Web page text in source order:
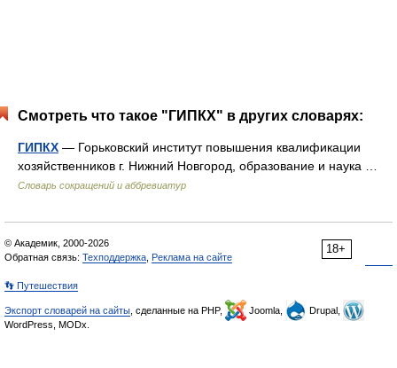
Смотреть что такое "ГИПКХ" в других словарях:
ГИПКХ — Горьковский институт повышения квалификации
хозяйственников г. Нижний Новгород, образование и наука …
Словарь сокращений и аббревиатур
18+
© Академик, 2000-2026
Обратная связь: Техподдержка Реклама на сайте
👣 Путешествия
Экспорт словарей на сайты , сделанные на PHP, Joomla,
Drupal,
WordPress, MODx.